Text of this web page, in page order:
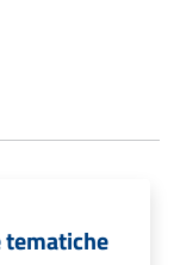
tematiche